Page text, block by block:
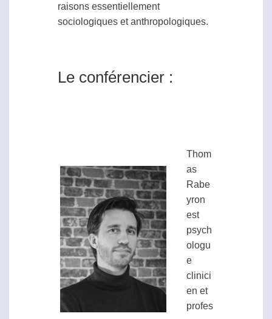
raisons essentiellement
sociologiques et anthropologiques.
Le conférencier :
Thom
as
Rabe
yron
est
psych
ologu
e
clinici
en et
profes